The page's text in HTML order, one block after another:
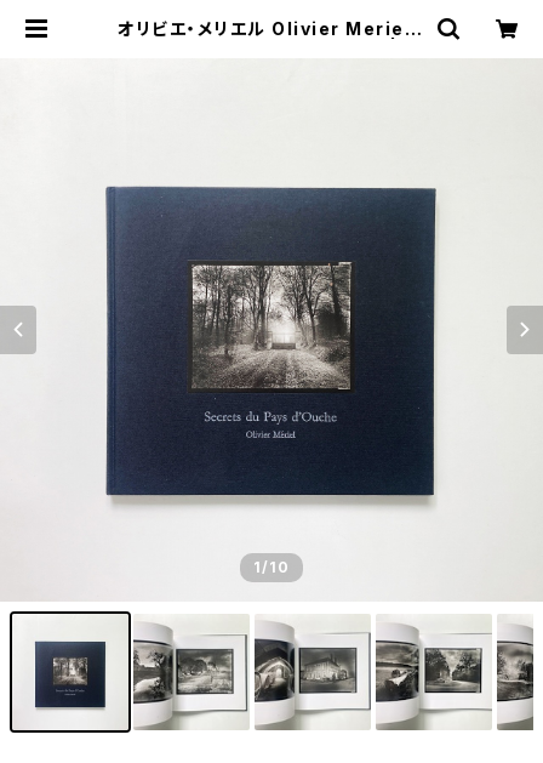
オリビエ・メリエル Olivier Meriel |
1/10